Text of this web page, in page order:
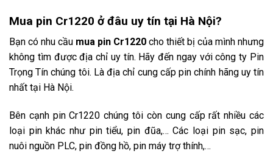
Mua pin Cr1220 ở đâu uy tín tại Hà Nội?
Bạn có nhu cầu mua pin Cr1220 cho thiết bị của mình nhưng
không tìm được địa chỉ uy tín. Hãy đến ngay với công ty Pin
Trọng Tín chúng tôi. Là địa chỉ cung cấp pin chính hãng uy tín
nhất tại Hà Nội.
Bên cạnh pin Cr1220 chúng tôi còn cung cấp rất nhiều các
loại pin khác như pin tiểu, pin đũa,… Các loại pin sạc, pin
nuôi nguồn PLC, pin đồng hồ, pin máy trợ thính,…